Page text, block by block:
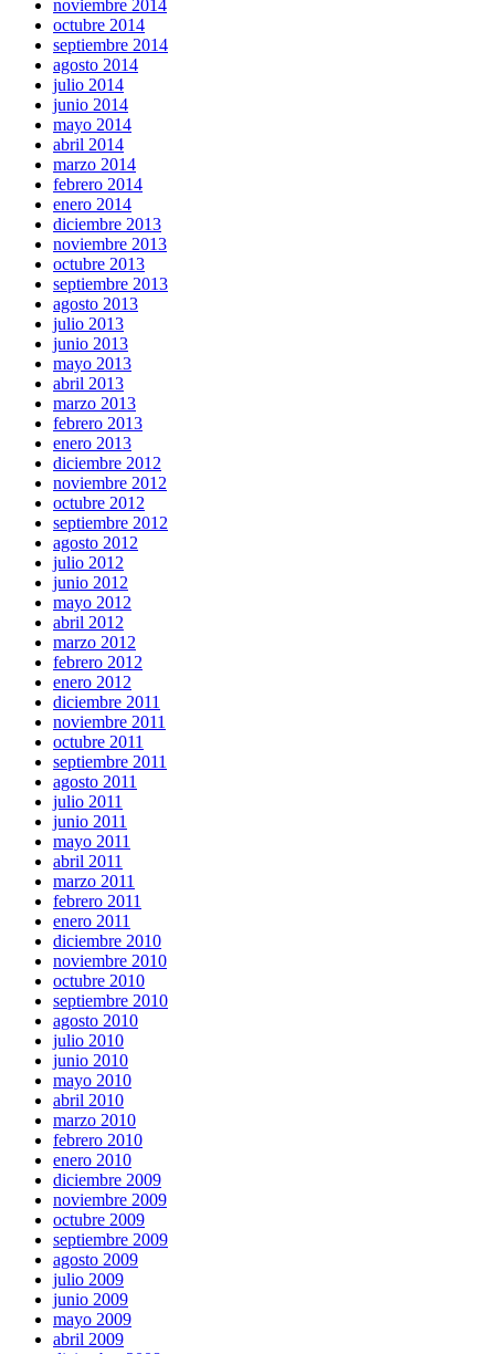
noviembre 2014
octubre 2014
septiembre 2014
agosto 2014
julio 2014
junio 2014
mayo 2014
abril 2014
marzo 2014
febrero 2014
enero 2014
diciembre 2013
noviembre 2013
octubre 2013
septiembre 2013
agosto 2013
julio 2013
junio 2013
mayo 2013
abril 2013
marzo 2013
febrero 2013
enero 2013
diciembre 2012
noviembre 2012
octubre 2012
septiembre 2012
agosto 2012
julio 2012
junio 2012
mayo 2012
abril 2012
marzo 2012
febrero 2012
enero 2012
diciembre 2011
noviembre 2011
octubre 2011
septiembre 2011
agosto 2011
julio 2011
junio 2011
mayo 2011
abril 2011
marzo 2011
febrero 2011
enero 2011
diciembre 2010
noviembre 2010
octubre 2010
septiembre 2010
agosto 2010
julio 2010
junio 2010
mayo 2010
abril 2010
marzo 2010
febrero 2010
enero 2010
diciembre 2009
noviembre 2009
octubre 2009
septiembre 2009
agosto 2009
julio 2009
junio 2009
mayo 2009
abril 2009